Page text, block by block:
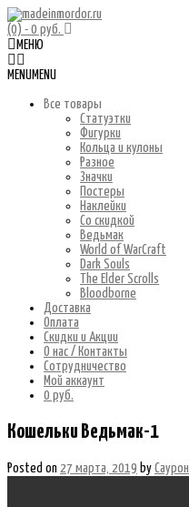
(0) - 0 руб.
МЕНЮ
MENU MENU
Все товары
Статуэтки
Фигурки
Кольца и кулоны
Разное
Значки
Постеры
Наклейки
Со скидкой
Ведьмак
World of WarCraft
Dark Souls
The Elder Scrolls
Bloodborne
Доставка
Оплата
Скидки и Акции
О нас / Контакты
Сотрудничество
Мой аккаунт
0 руб.
Кошельки Ведьмак-1
Posted on 27 марта, 2019 by Саурон